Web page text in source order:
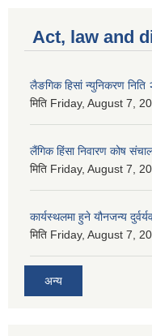
Act, law and
लैङगिक हिसां न्युनिकरण निति
मिति Friday, August 7,
लैंगिक हिंसा निवारण कोष
मिति Friday, August 7,
कार्यस्थलमा हुने यौनजन्य
मिति Friday, August 7,
अन्य